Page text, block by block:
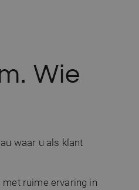
Wie
waar u als klant
ruime ervaring in